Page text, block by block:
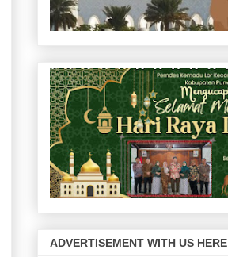
ADVERTISEMENT WITH US HERE